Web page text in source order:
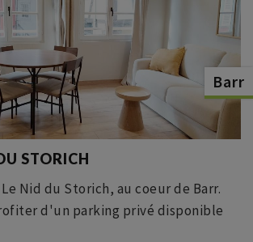
Barr
STORICH
Nid du Storich, au coeur de Barr.
d'un parking privé disponible